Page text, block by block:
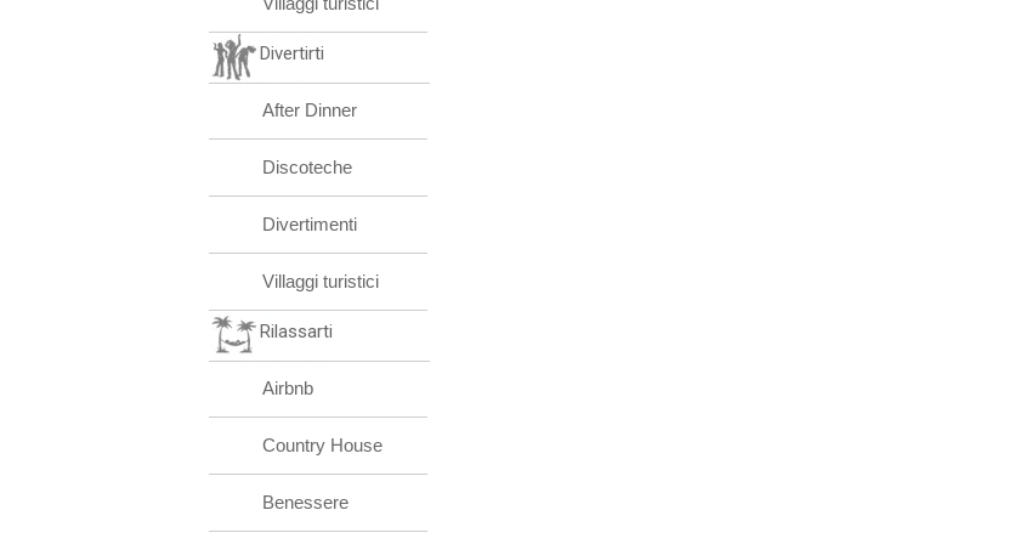
Divertirti
After Dinner
Discoteche
Divertimenti
Villaggi turistici
Rilassarti
Airbnb
Country House
Benessere